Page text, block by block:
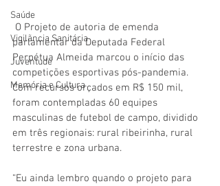
Saúde
Vigilãncia Sanitária
Juventude
Memória e Cultura
parlamentar da Deputada Federal
Perpétua Almeida marcou o início das
competições esportivas pós-pandemia.
Com recursos orçados em R$ 150 mil,
foram contempladas 60 equipes
masculinas de futebol de campo, dividido
em três regionais: rural ribeirinha, rural
terrestre e zona urbana.
“Eu ainda lembro quando o projeto para